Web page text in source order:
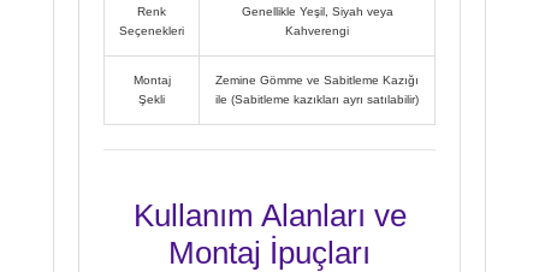
Renk
Seçenekleri
Genellikle Yeşil, Siyah veya
Kahverengi
Montaj
Şekli
Zemine Gömme ve Sabitleme Kazığı
ile (Sabitleme kazıkları ayrı satılabilir)
Kullanım Alanları ve
Montaj İpuçları